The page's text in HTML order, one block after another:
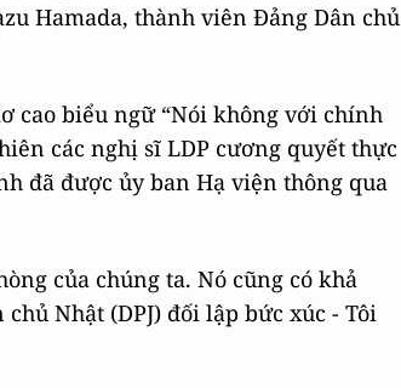
Hamada, thành viên Đảng Dân chủ
cao biểu ngữ “Nói không với chính
các nghị sĩ LDP cương quyết thực
đã được ủy ban Hạ viện thông qua
của chúng ta. Nó cũng có khả
Nhật (DPJ) đối lập bức xúc - Tôi